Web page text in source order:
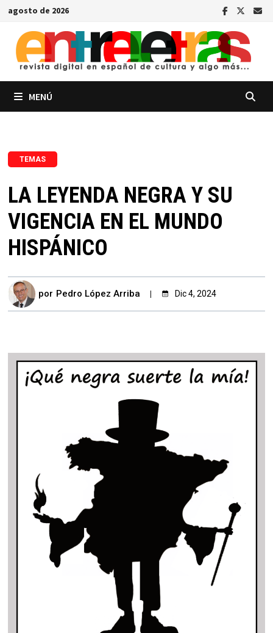
Saltar
contenido
agosto de 2026
MENÚ
TEMAS
LA LEYENDA NEGRA Y SU
VIGENCIA EN EL MUNDO
HISPÁNICO
por Pedro López Arriba Dic 4, 2024